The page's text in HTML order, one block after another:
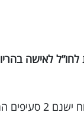
לחו”ל לאישה
בחברות הביטוח